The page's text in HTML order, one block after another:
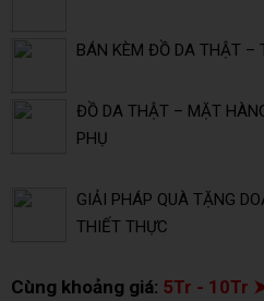
BÁN KÈM ĐỒ DA THẬT –
ĐỒ DA THẬT – MẶT
PHỤ
GIẢI PHÁP QUÀ TẶNG
THIẾT THỰC
Cùng khoảng giá: 5Tr - 10Tr